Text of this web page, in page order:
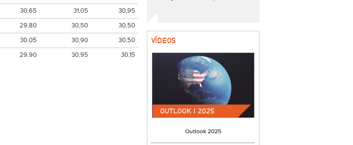
30,65 31,05
30,95
29,80 30,50
30,50
30,05 30,90
30,50
29,90 30,95 30,15
VÍDEOS
Outlook 2025